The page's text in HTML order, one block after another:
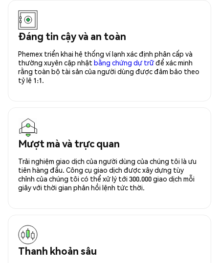
Đáng tin cậy và an toàn
Phemex triển khai hệ thống ví lạnh xác định phân cấp và
thường xuyên cập nhật bằng chứng dự trữđể xác minh
rằng toàn bộ tài sản của người dùng được đảm bảo theo
tỷ lệ 1:1.
Mượt mà và trực quan
Trải nghiệm giao dịch của người dùng của chúng tôi là ưu
tiên hàng đầu. Công cụ giao dịch được xây dựng tùy
chỉnh của chúng tôi có thể xử lý tới 300.000 giao dịch mỗi
giây với thời gian phản hồi lệnh tức thời.
Thanh khoản sâu